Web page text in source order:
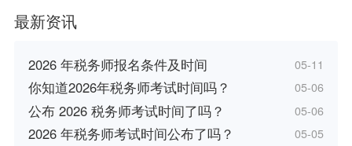
最新资讯
2026 年税务师报名条件及时间 05-11
你知道2026年税务师考试时间吗？ 05-06
公布 2026 税务师考试时间了吗？ 05-06
2026 年税务师考试时间公布了吗？ 05-05